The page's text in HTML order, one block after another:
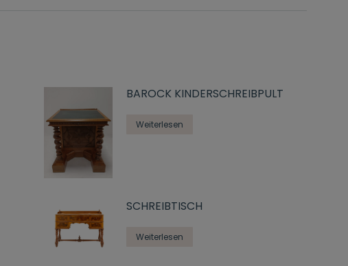
BAROCK KINDERSCHREIBPULT
Weiterlesen
SCHREIBTISCH
Weiterlesen